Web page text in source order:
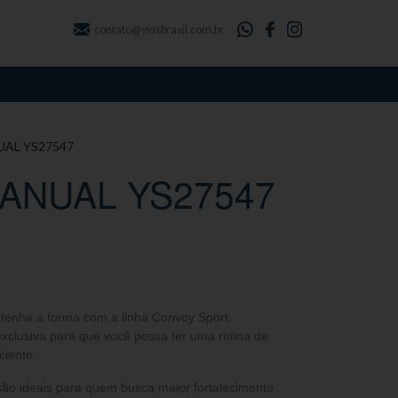
contato@yinsbrasil.com.br
YS27547
YS27547
a forma com a linha Convoy Sport.
para que você possa ter uma rotina de
ideais para quem busca maior fortalecimento